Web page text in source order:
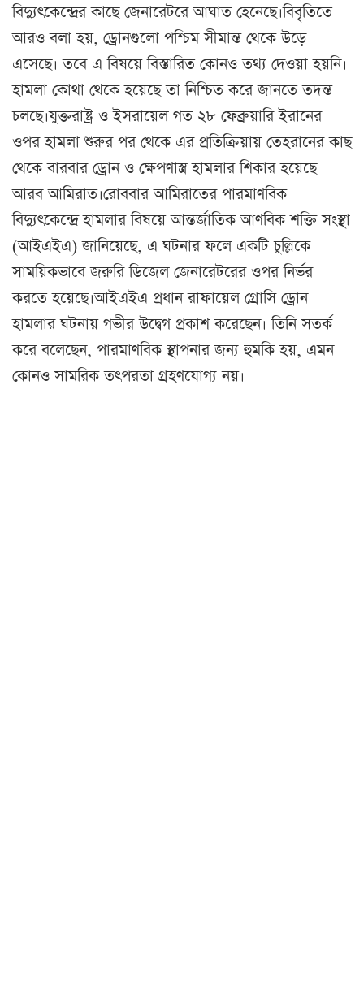
বিদ্যুৎকেন্দ্রের কাছে জেনারেটরে আঘাত হেনেছে।বিবৃতিতে
আরও বলা হয়, ড্রোনগুলো পশ্চিম সীমান্ত থেকে উড়ে
এসেছে। তবে এ বিষয়ে বিস্তারিত কোনও তথ্য দেওয়া হয়নি।
হামলা কোথা থেকে হয়েছে তা নিশ্চিত করে জানতে তদন্ত
চলছে।যুক্তরাষ্ট্র ও ইসরায়েল গত ২৮ ফেব্রুয়ারি ইরানের
ওপর হামলা শুরুর পর থেকে এর প্রতিক্রিয়ায় তেহরানের কাছ
থেকে বারবার ড্রোন ও ক্ষেপণাস্ত্র হামলার শিকার হয়েছে
আরব আমিরাত।রোববার আমিরাতের পারমাণবিক
বিদ্যুৎকেন্দ্রে হামলার বিষয়ে আন্তর্জাতিক আণবিক শক্তি সংস্থা
(আইএইএ) জানিয়েছে, এ ঘটনার ফলে একটি চুল্লিকে
সাময়িকভাবে জরুরি ডিজেল জেনারেটরের ওপর নির্ভর
করতে হয়েছে।আইএইএ প্রধান রাফায়েল গ্রোসি ড্রোন
হামলার ঘটনায় গভীর উদ্বেগ প্রকাশ করেছেন। তিনি সতর্ক
করে বলেছেন, পারমাণবিক স্থাপনার জন্য হুমকি হয়, এমন
কোনও সামরিক তৎপরতা গ্রহণযোগ্য নয়।